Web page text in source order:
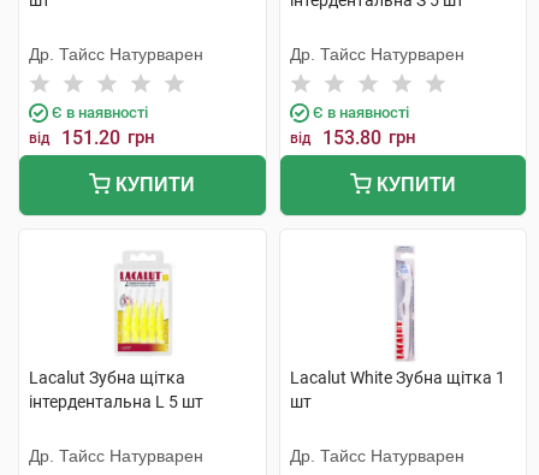
Др. Тайсс Натурварен
Є в наявності
від 151.20 грн
КУПИТИ
Др. Тайсс Натурварен
Є в наявності
від 153.80 грн
КУПИТИ
Lacalut Зубна щітка
інтердентальна L 5 шт
Др. Тайсс Натурварен
Lacalut White Зубна щітка 1
шт
Др. Тайсс Натурварен